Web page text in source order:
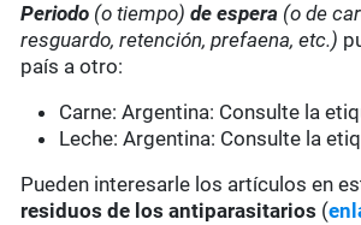
Periodo (o tiempo) de espera (o de
resguardo, retención, prefaena, etc.)
país a otro:
Carne: Argentina: Consulte la
Leche: Argentina: Consulte la
Pueden interesarle los artículos en
residuos de los antiparasitarios (